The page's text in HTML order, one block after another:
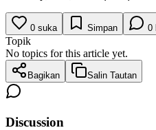
0 suka Simpan 0
Topik
No topics for this article yet.
Bagikan Salin Tautan
Discussion